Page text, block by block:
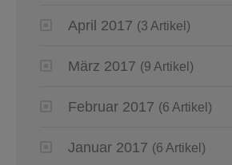
April 2017 (3 Artikel)
März 2017 (9 Artikel)
Februar 2017 (6 Artikel)
Januar 2017 (6 Artikel)